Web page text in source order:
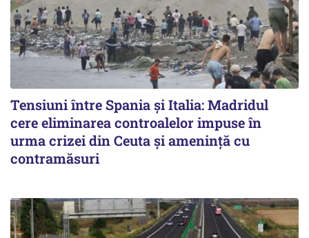
Tensiuni între Spania și Italia: Madridul
cere eliminarea controalelor impuse în
urma crizei din Ceuta și amenință cu
contramăsuri